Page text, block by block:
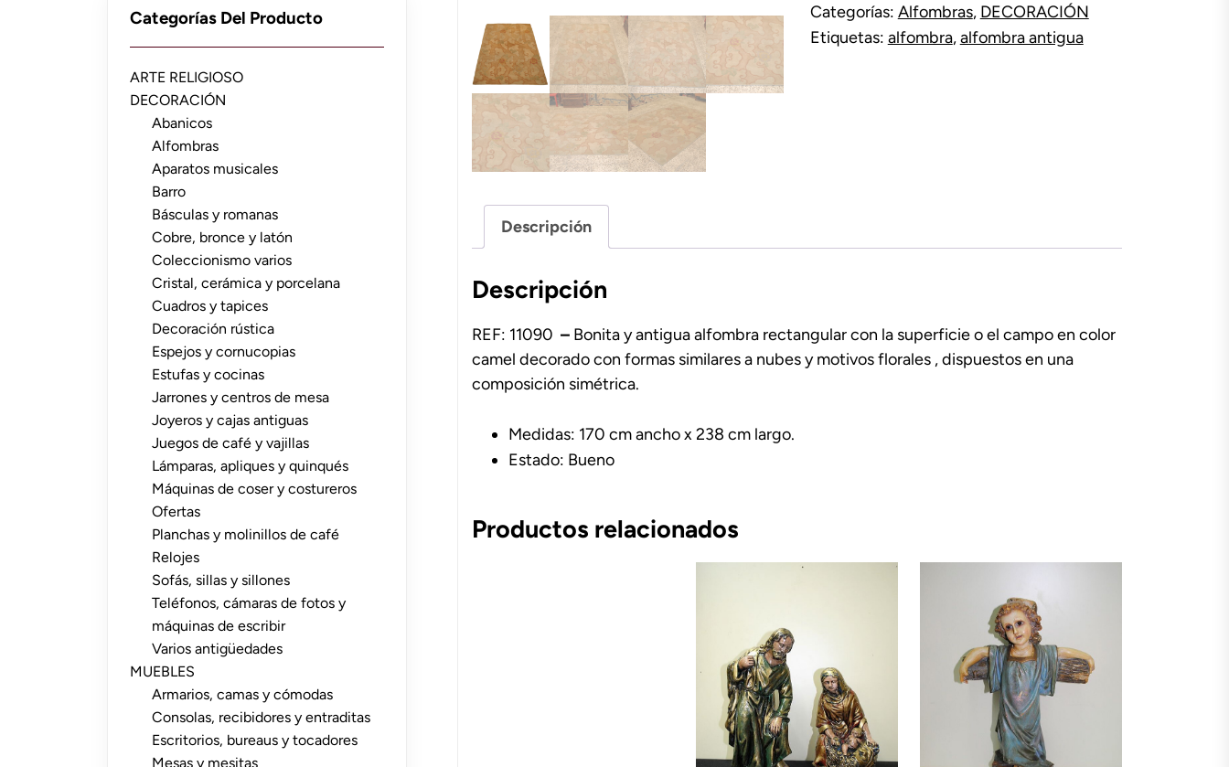
238
cantidad
Categorías: Alfombras, DECORACIÓN
Etiquetas: alfombra,alfombra antigua
Descripción
Descripción
REF: 11090 – Bonita y antigua alfombra rectangular con la superficie o el campo en color
camel decorado con formas similares a nubes y motivos florales , dispuestos en una
composición simétrica.
Medidas: 170 cm ancho x 238 cm largo.
Estado: Bueno
Productos relacionados
Categorías Del Producto
ARTE RELIGIOSO
DECORACIÓN
Abanicos
Alfombras
Aparatos musicales
Barro
Básculas y romanas
Cobre, bronce y latón
Coleccionismo varios
Cristal, cerámica y porcelana
Cuadros y tapices
Decoración rústica
Espejos y cornucopias
Estufas y cocinas
Jarrones y centros de mesa
Joyeros y cajas antiguas
Juegos de café y vajillas
Lámparas, apliques y quinqués
Máquinas de coser y costureros
Ofertas
Planchas y molinillos de café
Relojes
Sofás, sillas y sillones
Teléfonos, cámaras de fotos y
máquinas de escribir
Varios antigüedades
MUEBLES
Armarios, camas y cómodas
Consolas, recibidores y entraditas
Escritorios, bureaus y tocadores
Mesas y mesitas